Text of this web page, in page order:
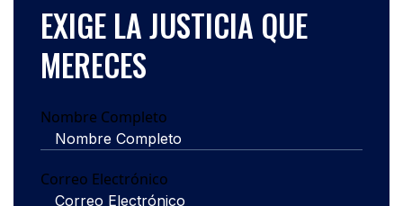
EXIGE LA JUSTICIA QUE
MERECES
Nombre Completo
Correo Electrónico